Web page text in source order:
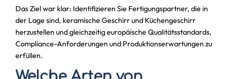
Das Ziel war klar: Identifizieren Sie Fertigungspartner, die in
der Lage sind, keramische Geschirr und Küchengeschirr
herzustellen und gleichzeitig europäische Qualitätsstandards,
Compliance-Anforderungen und Produktionserwartungen zu
erfüllen.